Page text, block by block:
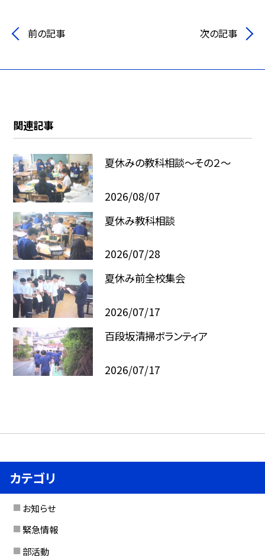
前の記事 次の記事
関連記事
夏休みの教科相談～その２～
2026/08/07
夏休み教科相談
2026/07/28
夏休み前全校集会
2026/07/17
百段坂清掃ボランティア
2026/07/17
カテゴリ
お知らせ
緊急情報
部活動